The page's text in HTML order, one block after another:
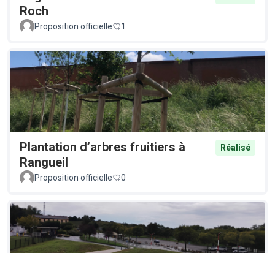
Roch
Proposition officielle 1
Plantation d’arbres fruitiers à
Rangueil
Réalisé
Proposition officielle 0